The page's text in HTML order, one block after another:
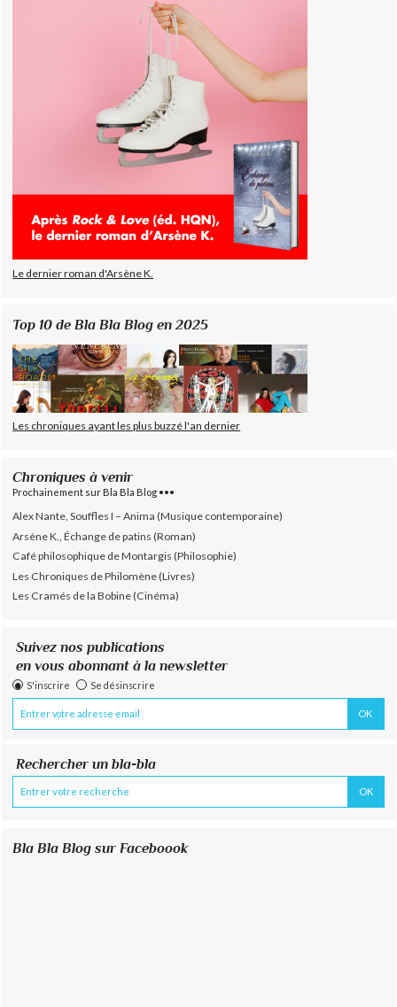
Le dernier roman d'Arsène K.
Top 10 de Bla Bla Blog en 2025
Les chroniques ayant les plus buzzé l'an dernier
Chroniques à venir
Prochainement sur Bla Bla Blog •••
Alex Nante, Souffles I – Anima (Musique contemporaine)
Arsène K., Échange de patins (Roman)
Café philosophique de Montargis (Philosophie)
Les Chroniques de Philomène (Livres)
Les Cramés de la Bobine (Cinéma)
Suivez nos publications
en vous abonnant à la newsletter
S'inscrire Se désinscrire
Rechercher un bla-bla
Bla Bla Blog sur Faceboook